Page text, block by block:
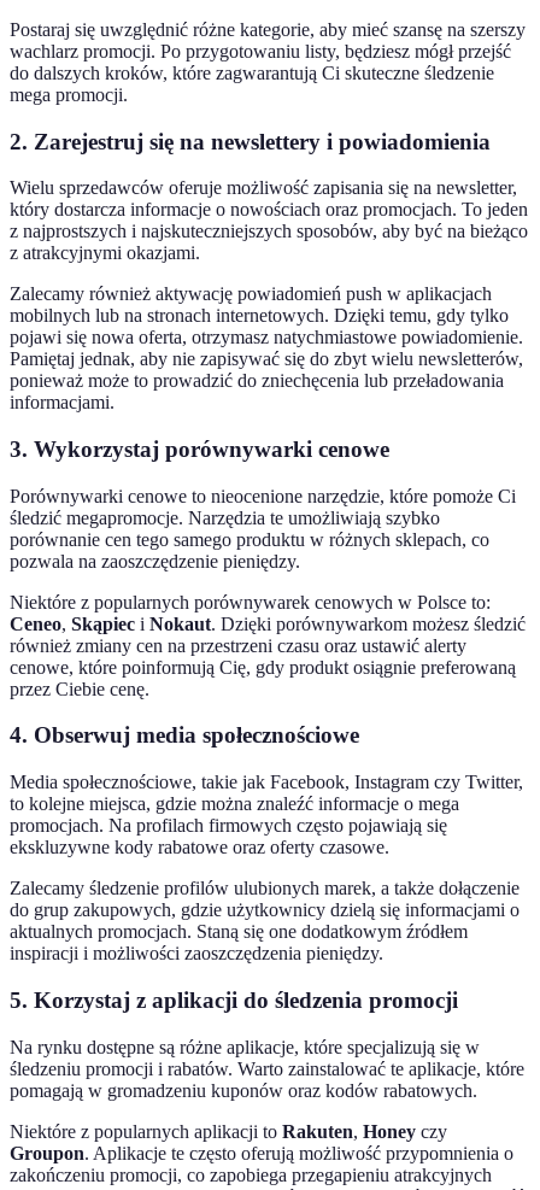
Postaraj się uwzględnić różne kategorie, aby mieć szansę na szerszy
wachlarz promocji. Po przygotowaniu listy, będziesz mógł przejść
do dalszych kroków, które zagwarantują Ci skuteczne śledzenie
mega promocji.
2. Zarejestruj się na newslettery i powiadomienia
Wielu sprzedawców oferuje możliwość zapisania się na newsletter,
który dostarcza informacje o nowościach oraz promocjach. To jeden
z najprostszych i najskuteczniejszych sposobów, aby być na bieżąco
z atrakcyjnymi okazjami.
Zalecamy również aktywację powiadomień push w aplikacjach
mobilnych lub na stronach internetowych. Dzięki temu, gdy tylko
pojawi się nowa oferta, otrzymasz natychmiastowe powiadomienie.
Pamiętaj jednak, aby nie zapisywać się do zbyt wielu newsletterów,
ponieważ może to prowadzić do zniechęcenia lub przeładowania
informacjami.
3. Wykorzystaj porównywarki cenowe
Porównywarki cenowe to nieocenione narzędzie, które pomoże Ci
śledzić megapromocje. Narzędzia te umożliwiają szybko
porównanie cen tego samego produktu w różnych sklepach, co
pozwala na zaoszczędzenie pieniędzy.
Niektóre z popularnych porównywarek cenowych w Polsce to:
Ceneo, Skąpiec i Nokaut. Dzięki porównywarkom możesz śledzić
również zmiany cen na przestrzeni czasu oraz ustawić alerty
cenowe, które poinformują Cię, gdy produkt osiągnie preferowaną
przez Ciebie cenę.
4. Obserwuj media społecznościowe
Media społecznościowe, takie jak Facebook, Instagram czy Twitter,
to kolejne miejsca, gdzie można znaleźć informacje o mega
promocjach. Na profilach firmowych często pojawiają się
ekskluzywne kody rabatowe oraz oferty czasowe.
Zalecamy śledzenie profilów ulubionych marek, a także dołączenie
do grup zakupowych, gdzie użytkownicy dzielą się informacjami o
aktualnych promocjach. Staną się one dodatkowym źródłem
inspiracji i możliwości zaoszczędzenia pieniędzy.
5. Korzystaj z aplikacji do śledzenia promocji
Na rynku dostępne są różne aplikacje, które specjalizują się w
śledzeniu promocji i rabatów. Warto zainstalować te aplikacje, które
pomagają w gromadzeniu kuponów oraz kodów rabatowych.
Niektóre z popularnych aplikacji to Rakuten, Honey czy
Groupon. Aplikacje te często oferują możliwość przypomnienia o
zakończeniu promocji, co zapobiega przegapieniu atrakcyjnych